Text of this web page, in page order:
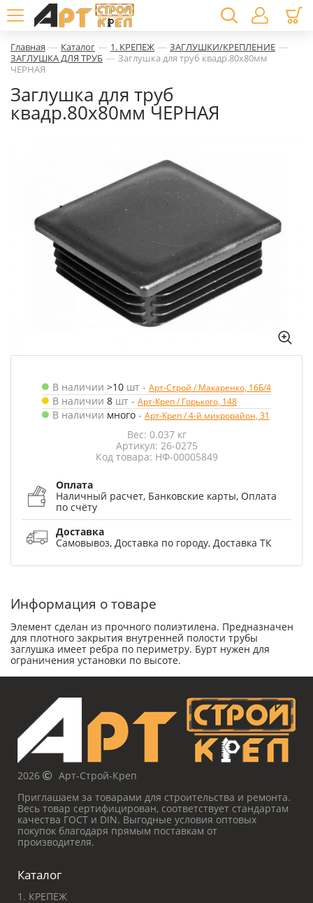
Главная — Каталог — 1. КРЕПЕЖ — ЗАГЛУШКИ/КРЕПЛЕНИЕ —
ЗАГЛУШКА ДЛЯ ТРУБ — Заглушка для труб квадр.80х80мм
ЧЕРНАЯ
Заглушка для труб
квадр.80х80мм ЧЕРНАЯ
В наличии >10 шт - Арт-Строй / Макаренко, 16Б/4
В наличии 8 шт - Арт-Креп / Горького, 148
В наличии много - Арт-Креп / 4-й микрорайон, 31
Вес: 0.037 кг
Артикул: 26-0275
Код товара: НФ-00005849
Оплата
Наличный расчет, Банковские карты, Оплата
по счёту
Доставка
Самовывоз, Доставка по городу, Доставка ТК
Информация о товаре
Элемент сделан из прочного полиэтилена. Предназначен
для плотного закрытия внутренней полости трубы
заглушка имеет ребра по периметру. Бурт нужен для
ограничения установки по высоте.
2026
Арт-Строй-Креп
Приглашаем за товарами для строительства и ремонта.
Весь товар сертифицирован, соответствует стандартам
качества ГОСТ и DIN. Выгодные условия оптовых
покупок благодаря прямым поставкам от
производителя.
Каталог
1. КРЕПЕЖ